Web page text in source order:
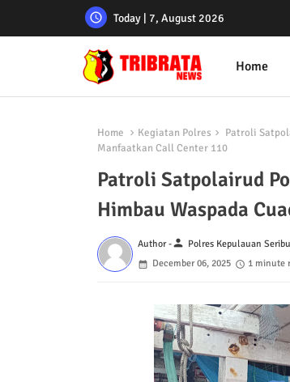
Today | 7, August 2026
Home
Home Kegiatan Polres
Patroli
Manfaatkan Call Center 110
Patroli Satpolairud
Himbau Waspada
Author -person Polres Kepulauan Seribu
December 06, 2025
1 minute